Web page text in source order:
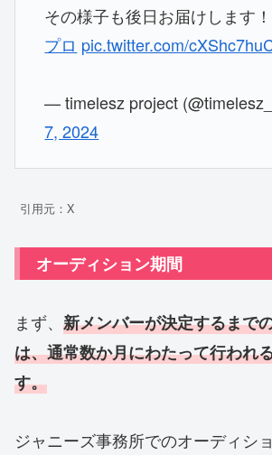
その様子も後日お届けします
プロ pic.twitter.com/
— timelesz project
7, 2024
引用元：X
オーディション期間
まず、 新メンバーが決定するまで
は、通常数か月にわたって行われ
す。
ジャニーズ事務所でのオーディシ